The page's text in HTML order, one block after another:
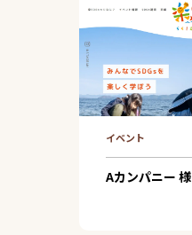
Aカンパニー 様
イベント